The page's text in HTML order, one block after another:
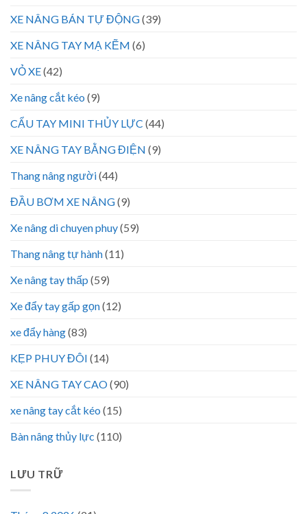
XE NÂNG BÁN TỰ ĐỘNG(39)
XE NÂNG TAY MẠ KẼM (6)
VỎ XE(42)
Xe nâng cắt kéo (9)
CẨU TAY MINI THỦY LỰC (44)
XE NÂNG TAY BẰNG ĐIỆN (9)
Thang nâng người(44)
ĐẦU BƠM XE NÂNG(9)
Xe nâng di chuyen phuy(59)
Thang nâng tự hành(11)
Xe nâng tay thấp (59)
Xe đẩy tay gấp gọn(12)
xe đẩy hàng(83)
KẸP PHUY ĐÔI (14)
XE NÂNG TAY CAO(90)
xe nâng tay cắt kéo (15)
Bàn nâng thủy lực (110)
LƯU TRỮ